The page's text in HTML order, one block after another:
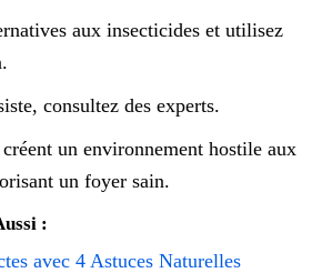
aux insecticides et utilisez
consultez des experts.
un environnement hostile aux
un foyer sain.
:
avec 4 Astuces Naturelles